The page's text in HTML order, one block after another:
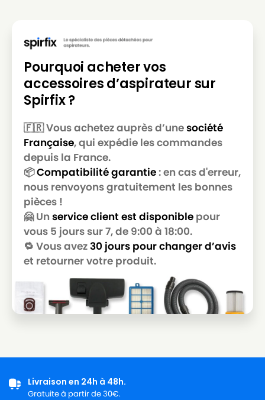
Pourquoi acheter vos
accessoires d’aspirateur sur
Spirfix ?
🇫🇷 Vous achetez auprès d’unesociété
Française, qui expédie les commandes
depuis la France.
📦Compatibilité garantie: en cas d'erreur,
nous renvoyons gratuitement les bonnes
pièces !
🤗 Un service client est disponible pour
vous 5 jours sur 7, de 9:00 à 18:00.
🔁 Vous avez30 jours pour changer d’avis
et retourner votre produit.
Livraison en 24h à 48h.
Gratuite à partir de 30€.